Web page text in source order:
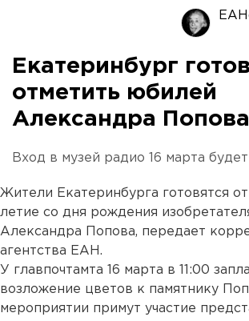
Екатеринбург
отметить юбилей
Александра Попова
Вход в музей радио 16 марта
Жители Екатеринбурга готовятся
летие со дня рождения
Александра Попова, передает
агентства ЕАН.
У главпочтамта 16 марта в 11:00
возложение цветов к памятнику
мероприятии примут участие